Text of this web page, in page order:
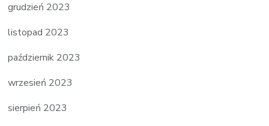
grudzień 2023
listopad 2023
październik 2023
wrzesień 2023
sierpień 2023